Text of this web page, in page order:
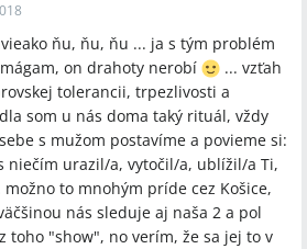
ňu, ňu, ňu ... ja s tým problém
on drahoty nerobí
... vzťah
tolerancii, trpezlivosti a
som u nás doma taký rituál, vždy
s mužom postavíme a povieme si:
niečím urazil/a, vytočil/a, ublížil/a Ti,
to mnohým príde cez Košice,
nás sleduje aj naša 2 a pol
toho "show", no verím, že sa jej to v